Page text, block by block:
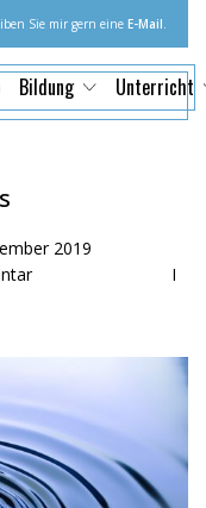
Sie mir gern eine E-Mail.
Bildung Unterricht
2019
I